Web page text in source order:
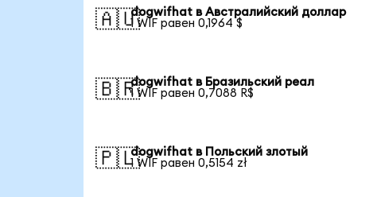
🇦🇺dogwifhat в Австралийский доллар
1 WIF равен 0,1964 $
🇧🇷dogwifhat в Бразильский реал
1 WIF равен 0,7088 R$
🇵🇱dogwifhat в Польский злотый
1 WIF равен 0,5154 zł